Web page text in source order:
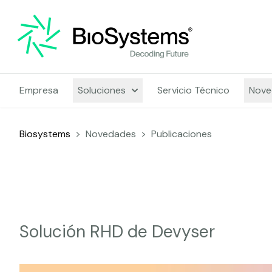
Empresa Soluciones Servicio Técnico
Biosystems > Novedades > Publicaciones
Solución RHD de Devyser